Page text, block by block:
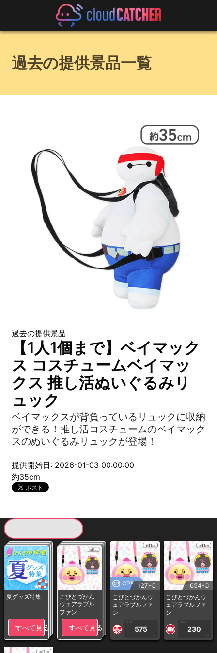
過去の提供景品一覧
過去の提供景品
【1人1個まで】ベイマック
ス コスチュームベイマッ
クス 推し活ぬいぐるみリ
ュック
ベイマックスが背負っているリュックに収納
ができる！推し活コスチュームのベイマック
スのぬいぐるみリュックが登場！
提供開始日: 2026-01-03 00:00:00
約35cm
夏グッズ特集
すべて見る
こびとづかん
ウェアラブル
ファン
すべて見る
CP専用127-C
こびとづかんウ
ェアラブルファ
ン
1PLAY
575
CP
654-C
こびとづかんウ
ェアラブルファ
ン
1PLAY
230
CP